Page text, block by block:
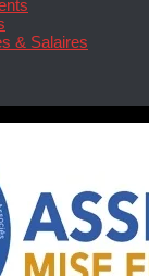
& Salaires